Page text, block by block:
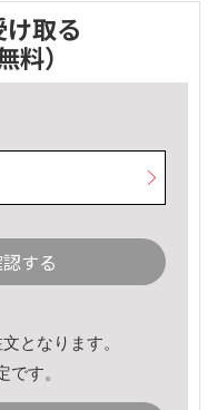
取る
料）
する
となります。
です。